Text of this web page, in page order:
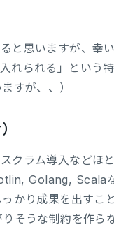
と思いますが、幸
れられる」という
すが、、）
クラム導入などほ
Golang, Scala
かり成果を出すこ
そうな制約を作ら